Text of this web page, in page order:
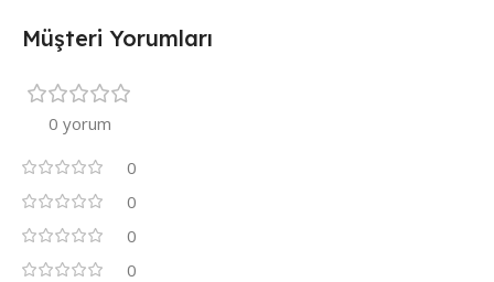
Müşteri Yorumları
0 yorum
0
0
0
0